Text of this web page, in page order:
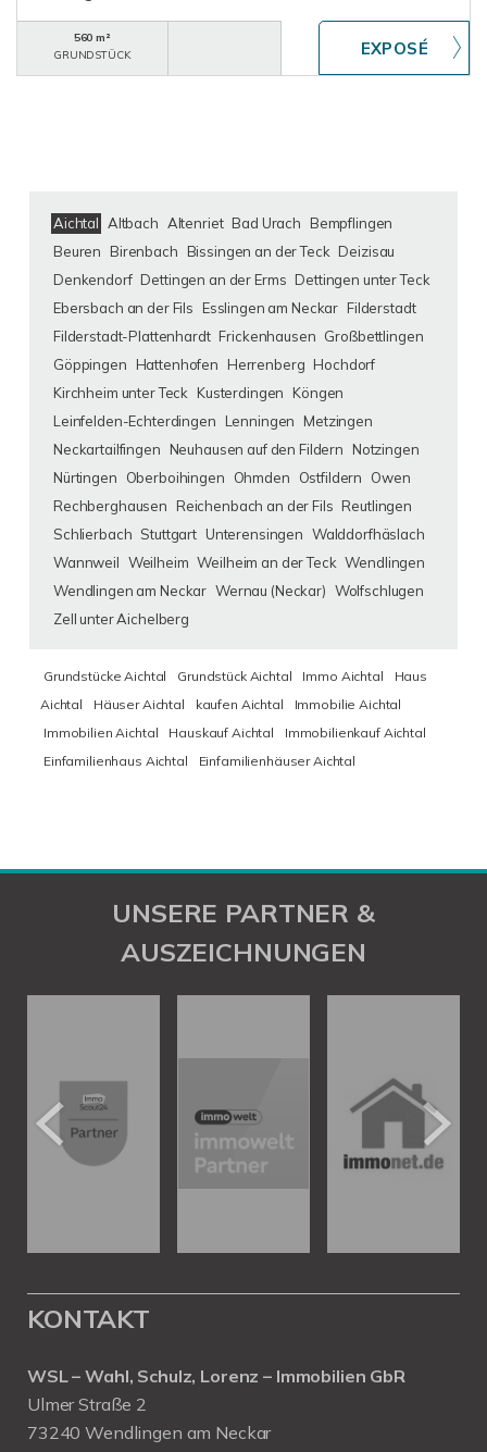
560 m²
GRUNDSTÜCK
Aichtal Altbach Altenriet Bad Urach
Bempflingen
Beuren
Birenbach Bissingen an der Teck Deizisau
Denkendorf Dettingen an der Erms Dettingen unter Teck
Ebersbach an der Fils
Esslingen am Neckar Filderstadt
Filderstadt-Plattenhardt Frickenhausen Großbettlingen
Göppingen
Hattenhofen Herrenberg Hochdorf
Kirchheim unter Teck
Kusterdingen
Köngen
Leinfelden-Echterdingen
Lenningen
Metzingen
Neckartailfingen
Neuhausen auf den Fildern
Notzingen
Nürtingen
Oberboihingen Ohmden Ostfildern
Owen
Rechberghausen
Reichenbach an der Fils Reutlingen
Schlierbach Stuttgart Unterensingen Walddorfhäslach
Wannweil Weilheim Weilheim an der Teck Wendlingen
Wendlingen am Neckar Wernau (Neckar) Wolfschlugen
Zell unter Aichelberg
Grundstücke Aichtal Grundstück Aichtal Immo Aichtal
Haus
Aichtal
Häuser Aichtal kaufen Aichtal
Immobilie Aichtal
Immobilien Aichtal
Hauskauf Aichtal
Immobilienkauf Aichtal
Einfamilienhaus Aichtal
Einfamilienhäuser Aichtal
UNSERE PARTNER &
AUSZEICHNUNGEN
KONTAKT
WSL – Wahl, Schulz, Lorenz – Immobilien GbR
Ulmer Straße 2
73240 Wendlingen am Neckar